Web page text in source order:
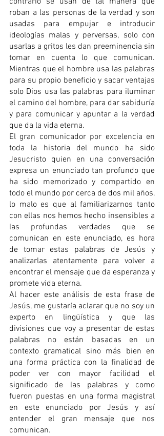
roban a las personas de la verdad y son
usadas para empujar e introducir
ideologías malas y perversas, solo con
usarlas a gritos les dan preeminencia sin
tomar en cuenta lo que comunican.
Mientras que el hombre usa las palabras
para su propio beneficio y sacar ventajas
solo Dios usa las palabras para iluminar
el camino del hombre, para dar sabiduría
y para comunicar y apuntar a la verdad
que da la vida eterna.
El gran comunicador por excelencia en
toda la historia del mundo ha sido
Jesucristo quien en una conversación
expresa un enunciado tan profundo que
ha sido memorizado y compartido en
todo el mundo por cerca de dos mil años,
lo malo es que al familiarizarnos tanto
con ellas nos hemos hecho insensibles a
las profundas verdades que se
comunican en este enunciado, es hora
de tomar estas palabras de Jesús y
analizarlas atentamente para volver a
encontrar el mensaje que da esperanza y
promete vida eterna.
Al hacer este análisis de esta frase de
Jesús, me gustaría aclarar que no soy un
experto en lingüística y que las
divisiones que voy a presentar de estas
palabras no están basadas en un
contexto gramatical sino más bien en
una forma práctica con la finalidad de
poder ver con mayor facilidad el
significado de las palabras y como
fueron puestas en una forma magistral
en este enunciado por Jesús y así
entender el gran mensaje que nos
comunican.